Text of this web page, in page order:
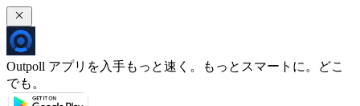
Outpoll アプリを入手もっと速く。もっとスマートに。どこ
でも。